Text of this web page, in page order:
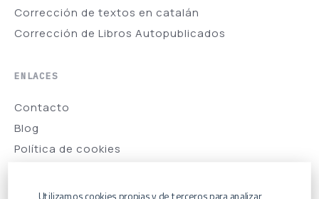
Corrección de textos en catalán
Corrección de Libros Autopublicados
ENLACES
Contacto
Blog
Política de cookies